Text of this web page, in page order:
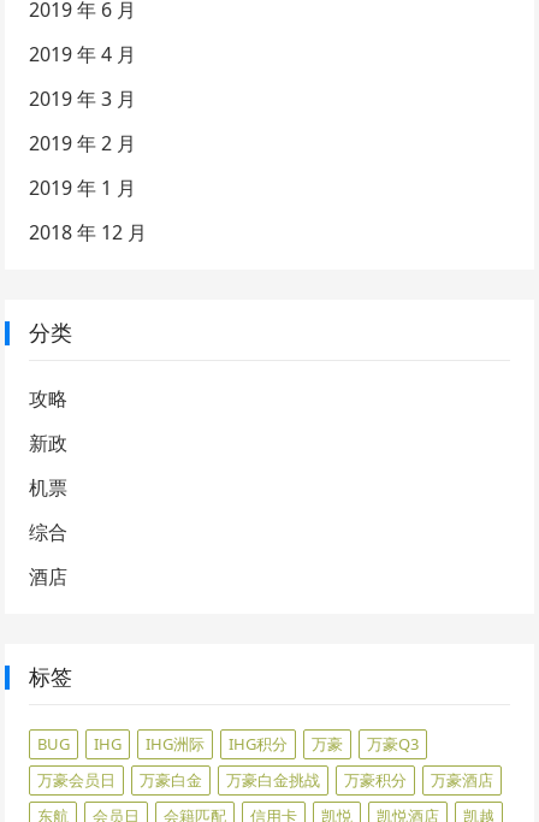
2019 年 6 月
2019 年 4 月
2019 年 3 月
2019 年 2 月
2019 年 1 月
2018 年 12 月
分类
攻略
新政
机票
综合
酒店
标签
BUG IHG IHG洲际 IHG积分 万豪
万豪Q3
万豪会员日
万豪白金 万豪白金挑战 万豪积分
万豪酒店
东航
会员日 会籍匹配 信用卡 凯悦 凯悦酒店 凯越